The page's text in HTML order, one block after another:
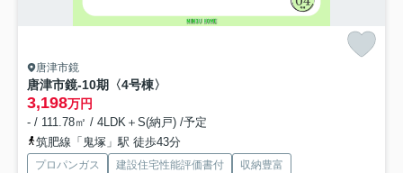
唐津市鏡
唐津市鏡-10期 〈4号棟〉
3,198万円
- / 111.78㎡ / 4LDK＋S(納戸) /予定
筑肥線「鬼塚」駅 徒歩43分
プロパンガス 建設住宅性能評価書付
収納豊富